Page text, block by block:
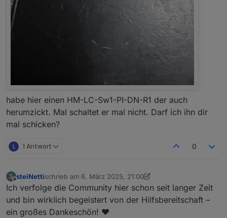
habe hier einen HM-LC-Sw1-PI-DN-R1 der auch
herumzickt. Mal schaltet er mal nicht. Darf ich ihn dir
mal schicken?
L 1 Antwort 0
S
Offline
steiNettischrieb am 6. März 2025, 21:00
zuletzt editiert von steiNetti 3. Juni 2025, 22:08
Ich verfolge die Community hier schon seit langer Zeit
und bin wirklich begeistert von der Hilfsbereitschaft –
ein großes Dankeschön! ♥️